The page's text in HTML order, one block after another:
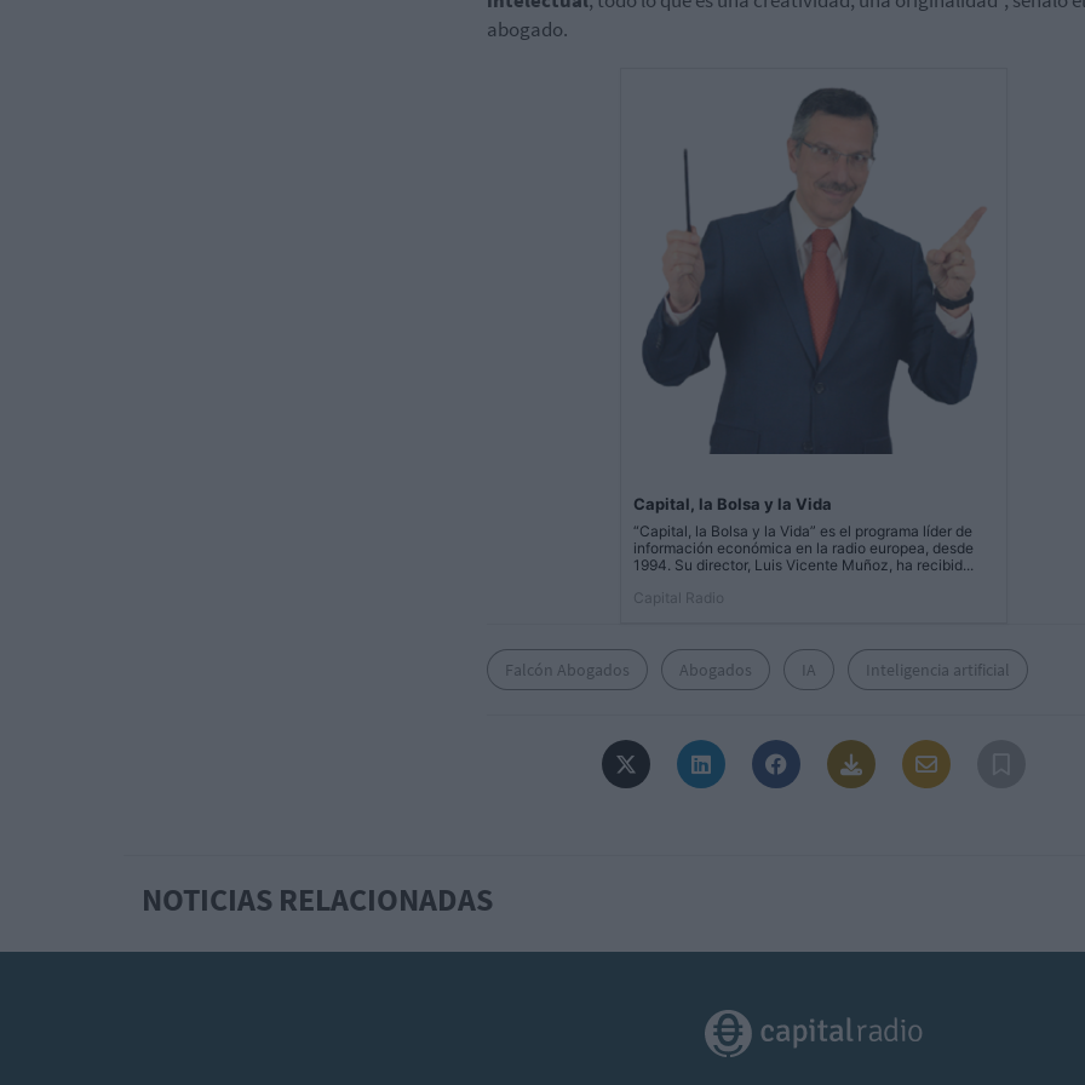
abogado.
Capital, la Bolsa y la Vida
“Capital, la Bolsa y la Vida” es el programa líder de
información económica en la radio europea, desde
1994. Su director, Luis Vicente Muñoz, ha recibid...
Capital Radio
Falcón Abogados Abogados IA Inteligencia artificial
NOTICIAS RELACIONADAS